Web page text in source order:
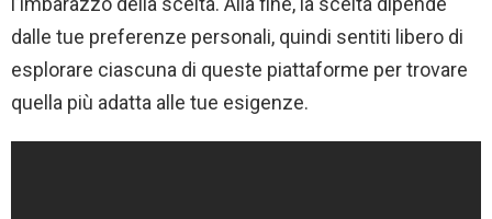
dalle tue preferenze personali, quindi sentiti libero di
esplorare ciascuna di queste piattaforme per trovare
quella più adatta alle tue esigenze.